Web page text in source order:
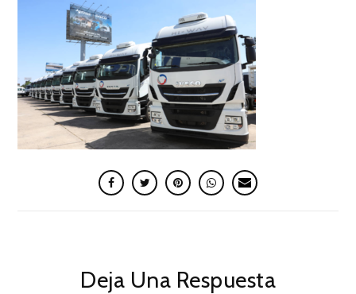
Deja Una Respuesta